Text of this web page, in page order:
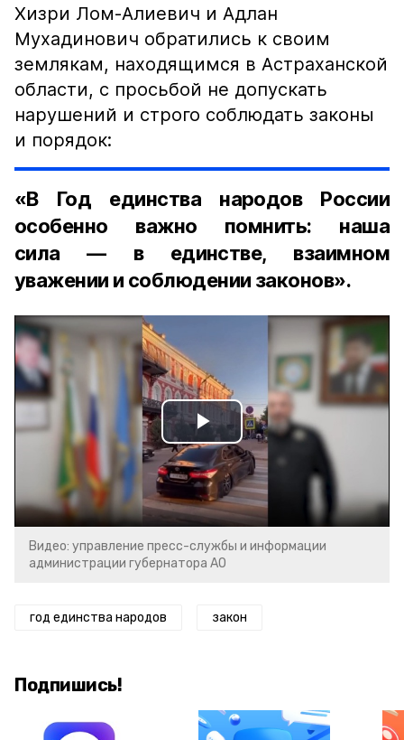
Хизри Лом-Алиевич и Адлан
Мухадинович обратились к своим
землякам, находящимся в Астраханской
области, с просьбой не допускать
нарушений и строго соблюдать законы
и порядок:
«В Год единства народов России
особенно важно помнить: наша
сила — в единстве, взаимном
уважении и соблюдении законов».
Play
Video
Видео: управление пресс-службы и информации
администрации губернатора АО
год единства народов закон
Подпишись!